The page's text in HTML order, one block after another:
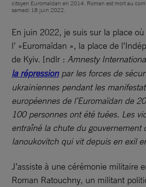
citoyen Euromaïdan en 2014. Roman est mort au
samedi 18 juin 2022.
En juin 2022, je suis sur la place où
l’ »Euromaïdan », la place de
de Kyiv. [ndlr : Amnesty
la répressionpar les forces de
ukrainiennes pendant les
européennes de l’Euromaïdan de
100 personnes ont été tuées. Les
entraîné la chute du gouvernement
Ianoukovitch qui vit depuis en exil
J’assiste à une cérémonie militaire
Roman Ratouchny, un militant